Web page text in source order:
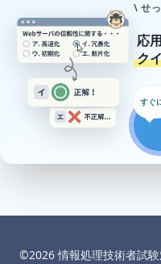
\ せ
応
ク
すぐ
©︎2026情報処理技術者試